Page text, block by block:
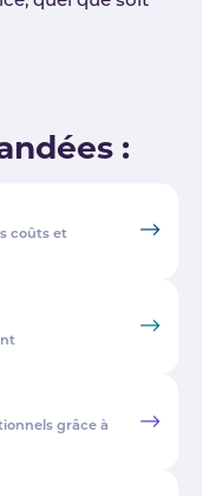
:
coûts et
grâce à